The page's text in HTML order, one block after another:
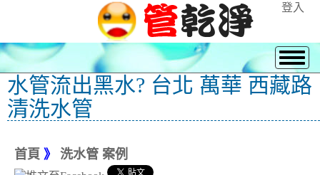
登入
水管流出黑水? 台北 萬華 西藏路
清洗水管
首頁 》 洗水管 案例